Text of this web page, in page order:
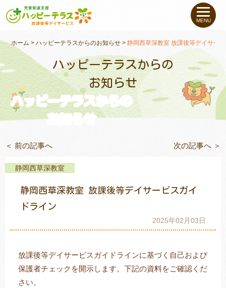
私たちについて
未就学のお子さま（０〜６才）
小学生〜高校生の お子さま
支援事例
教室一覧
トレキング DIDIM
MENU
ホーム >ハッピーテラスからのお知らせ >静岡西草深教室 放課後等デイサー
ハッピーテラスからの
お知らせ
ハッピーテラスからの
お知らせ
＜ 前の記事へ 次の記事へ ＞
静岡西草深教室
静岡西草深教室 放課後等デイサービスガイ
ドライン
2025年02月03日
放課後等デイサービスガイドラインに基づく自己および
保護者チェックを開示します。下記の資料をご確認くだ
さい。